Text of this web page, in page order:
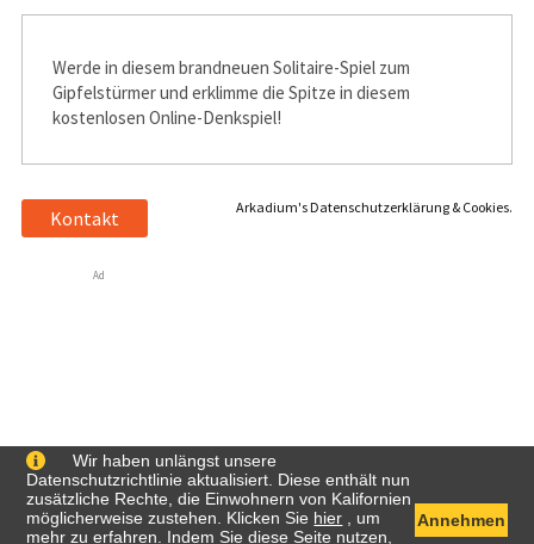
Werde in diesem brandneuen Solitaire-Spiel zum
Gipfelstürmer und erklimme die Spitze in diesem
kostenlosen Online-Denkspiel!
Arkadium's Datenschutzerklärung & Cookies.
Kontakt
Ad
Wir haben unlängst unsere
Datenschutzrichtlinie aktualisiert. Diese enthält nun
zusätzliche Rechte, die Einwohnern von Kalifornien
möglicherweise zustehen. Klicken Sie hier , um
mehr zu erfahren. Indem Sie diese Seite nutzen,
Annehmen